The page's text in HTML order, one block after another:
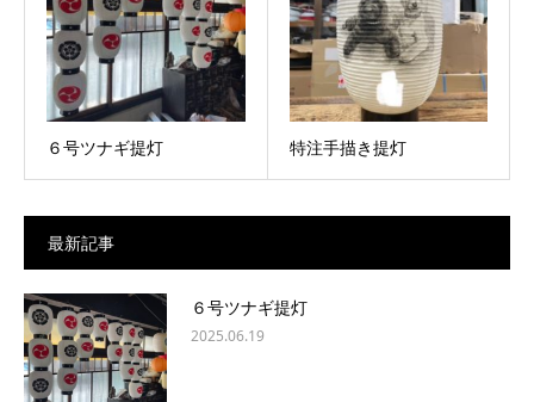
６号ツナギ提灯 特注手描き提灯
最新記事
６号ツナギ提灯
2025.06.19